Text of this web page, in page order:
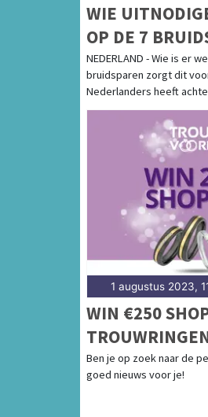
WIE
OP DE 7
ACHTERAF
NEDERLAND - Wie is er
bruidsparen zorgt dit
Nederlanders heeft
1 augustus 2023,
WIN €250
Ben je op zoek naar de
goed nieuws voor je!